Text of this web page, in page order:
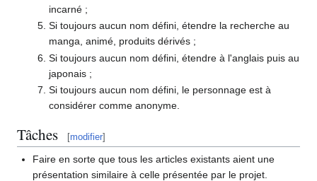
incarné ;
Si toujours aucun nom défini, étendre la recherche au
manga, animé, produits dérivés ;
Si toujours aucun nom défini, étendre à l'anglais puis au
japonais ;
Si toujours aucun nom défini, le personnage est à
considérer comme anonyme.
Tâches [modifier]
Faire en sorte que tous les articles existants aient une
présentation similaire à celle présentée par le projet.